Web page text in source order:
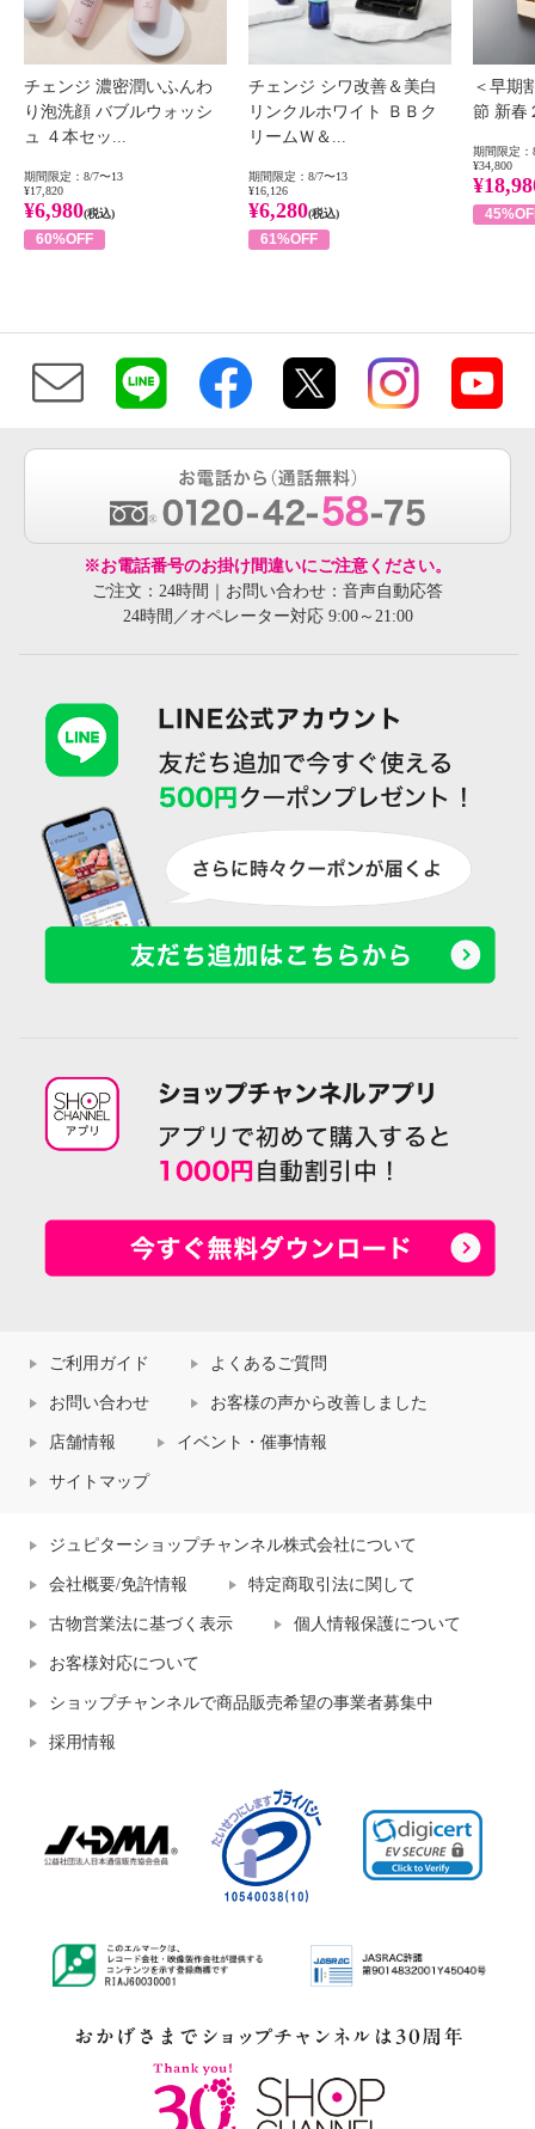
チェンジ 濃密潤いふんわ
り泡洗顔 バブルウォッシ
ュ ４本セッ...
期間限定：8/7〜13
¥17,820
¥6,980(税込)
60%OFF
チェンジ シワ改善＆美白
リンクルホワイト ＢＢク
リームＷ＆...
期間限定：8/7〜13
¥16,126
¥6,280(税込)
61%OFF
＜早期
節 新春
期間限定：
¥34,800
※お電話番号のお掛け間違いにご注意ください。
ご注文：24時間｜お問い合わせ：音声自動応答
24時間／オペレーター対応 9:00～21:00
ご利用ガイド よくあるご質問
お問い合わせ お客様の声から改善しました
店舗情報 イベント・催事情報
サイトマップ
ジュピターショップチャンネル株式会社について
会社概要/免許情報 特定商取引法に関して
古物営業法に基づく表示 個人情報保護について
お客様対応について
ショップチャンネルで商品販売希望の事業者募集中
採用情報